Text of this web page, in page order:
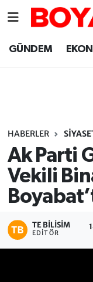
GÜNDEM
HABERLER
Ak Parti
Vekili
TE BILISIM
EDITÖR
Sinop
Sinop Trafik
Süper Lig
Tüm
Son Dakika